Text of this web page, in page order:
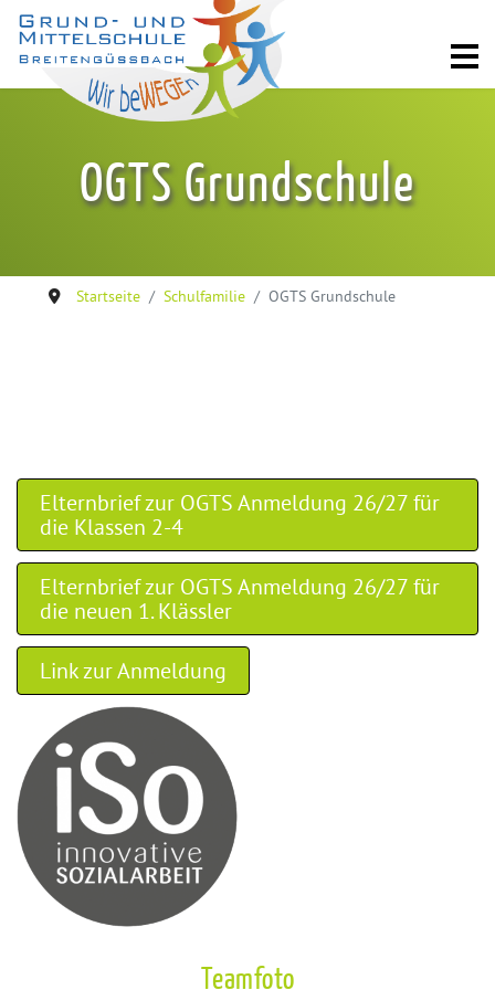
OGTS Grundschule
Startseite Schulfamilie OGTS Grundschule
Elternbrief zur OGTS Anmeldung 26/27 für
die Klassen 2-4
Elternbrief zur OGTS Anmeldung 26/27 für
die neuen 1. Klässler
Link zur Anmeldung
Teamfoto